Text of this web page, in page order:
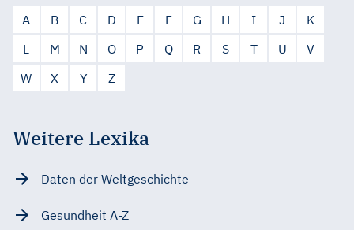
A B C D E F G H I J
K
L
M N O P Q R S T U
V
W
X Y Z
Weitere Lexika
Daten der Weltgeschichte
Gesundheit A-Z